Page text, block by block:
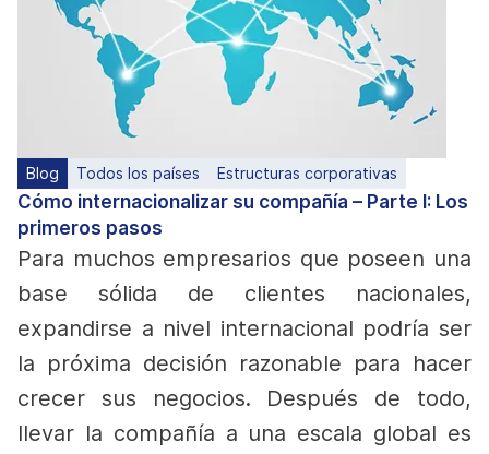
Blog Todos los países Estructuras corporativas
Cómo internacionalizar su compañía – Parte I: Los
primeros pasos
Para muchos empresarios que poseen una
base sólida de clientes nacionales,
expandirse a nivel internacional podría ser
la próxima decisión razonable para hacer
crecer sus negocios. Después de todo,
llevar la compañía a una escala global es